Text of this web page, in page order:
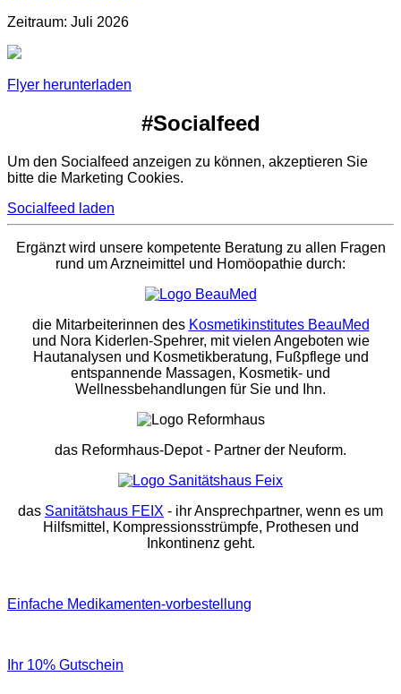
Zeitraum: Juli 2026
Flyer herunterladen
#Socialfeed
Um den Socialfeed anzeigen zu können, akzeptieren Sie
bitte die Marketing Cookies.
Socialfeed laden
Ergänzt wird unsere kompetente Beratung zu allen Fragen
rund um Arzneimittel und Homöopathie durch:
die Mitarbeiterinnen des Kosmetikinstitutes BeauMed
und Nora Kiderlen-Spehrer, mit vielen Angeboten wie
Hautanalysen und Kosmetikberatung, Fußpflege und
entspannende Massagen, Kosmetik- und
Wellnessbehandlungen für Sie und Ihn.
das Reformhaus-Depot- Partner der Neuform.
das Sanitätshaus FEIX - ihr Ansprechpartner, wenn es um
Hilfsmittel, Kompressionsstrümpfe, Prothesen und
Inkontinenz geht.
Einfache Medikamenten-vorbestellung
Ihr 10% Gutschein